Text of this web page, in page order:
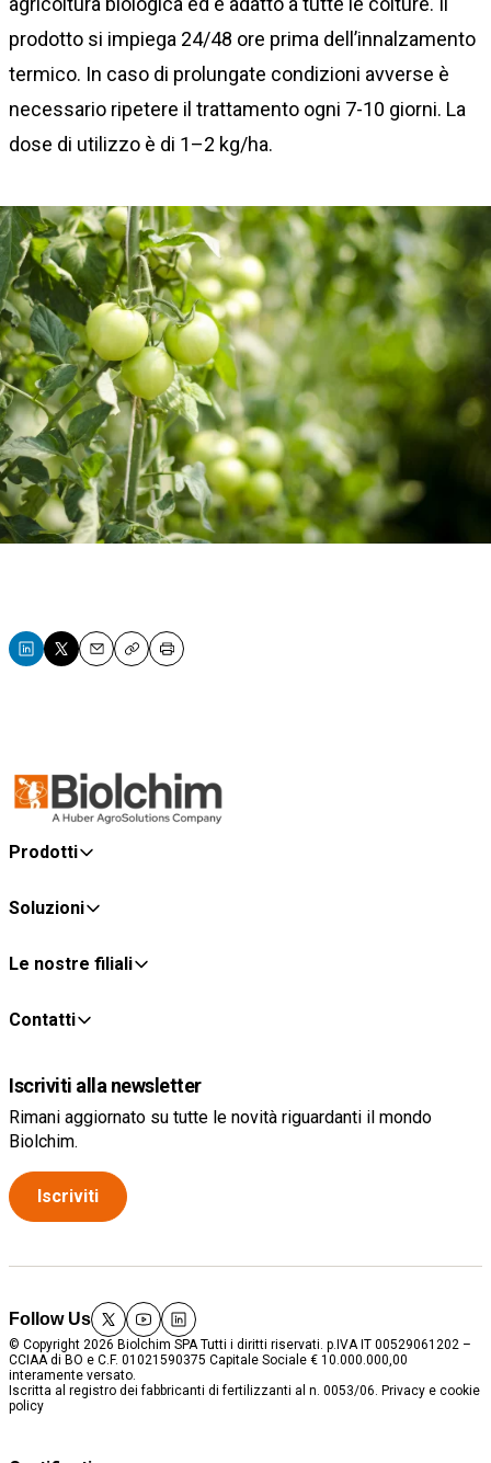
prodotto si impiega 24/48 ore prima dell’innalzamento
termico. In caso di prolungate condizioni avverse è
necessario ripetere il trattamento ogni 7-10 giorni. La
dose di utilizzo è di 1–2 kg/ha.
EmailCopyPrint
Prodotti
Soluzioni
Le nostre filiali
Contatti
Iscriviti alla newsletter
Rimani aggiornato su tutte le novità riguardanti il mondo
Biolchim.
Iscriviti
Follow Us
twitteryoutube
linkedin
© Copyright 2026 Biolchim SPA Tutti i diritti riservati. p.IVA IT 00529061202 –
CCIAA di BO e C.F. 01021590375 Capitale Sociale € 10.000.000,00
interamente versato.
Iscritta al registro dei fabbricanti di fertilizzanti al n. 0053/06. Privacy e cookie
policy